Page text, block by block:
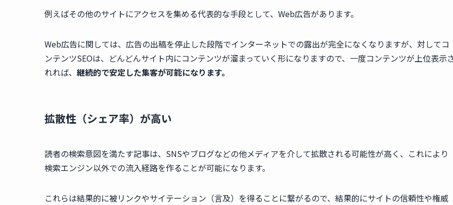
例えばその他のサイトにアクセスを集める代表的な手段として、Web広告があります。
Web広告に関しては、広告の出稿を停止した段階でインターネットでの露出が完全になくなりますが、対してコ
ンテンツSEOは、どんどんサイト内にコンテンツが溜まっていく形になりますので、一度コンテンツが上位表示
れれば、 継続的で安定した集客が可能になります。
拡散性（シェア率）が高い
読者の検索意図を満たす記事は、SNSやブログなどの他メディアを介して拡散される可能性が高く、これにより
検索エンジン以外での流入経路を作ることが可能になります。
これらは結果的に被リンクやサイテーション（言及）を得ることに繋がるので、結果的にサイトの信頼性や権威